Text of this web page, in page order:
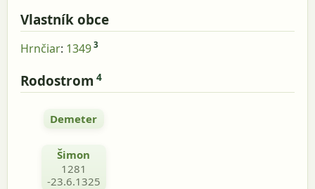
Vlastník obce
Hrnčiar: 1349 3
Rodostrom 4
Demeter
Šimon
1281
-23.6.1325